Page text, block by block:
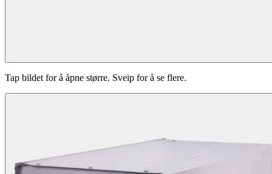
Tap bildet for å åpne større. Sveip for å se flere.